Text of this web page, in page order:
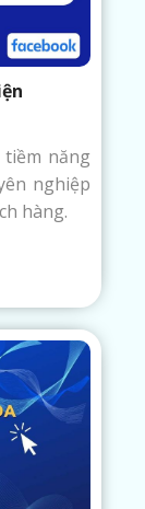
năng
nghiệp
hàng.